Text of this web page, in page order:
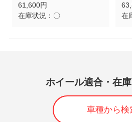
61,600円
在庫状況： 〇
在
ホイール適合・在
車種から検